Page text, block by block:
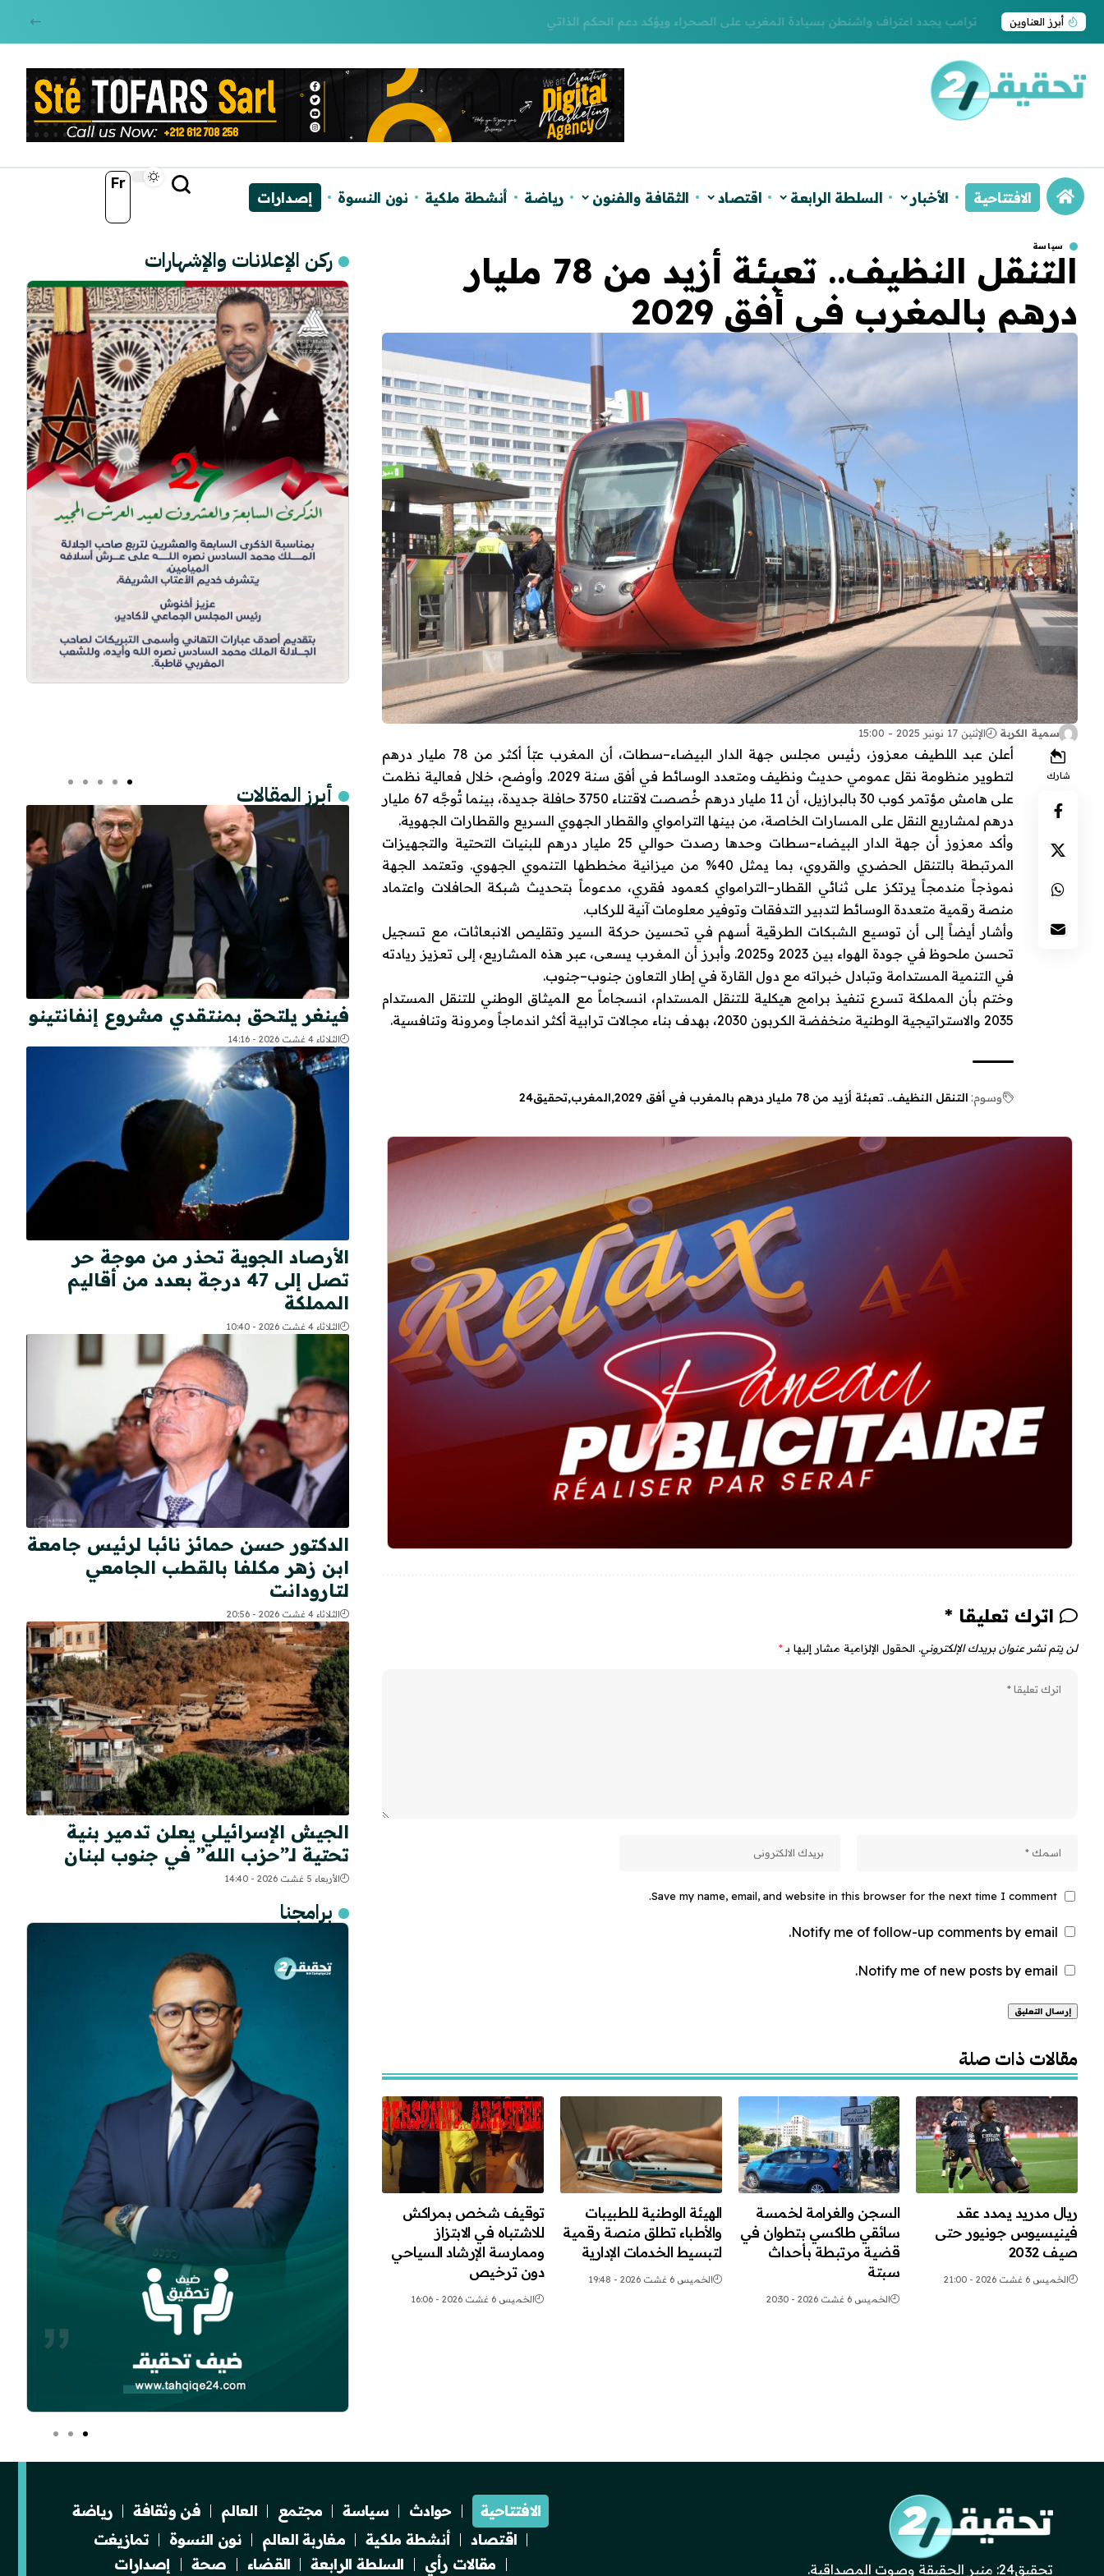
أبرز العناوين ترامب يجدد اعتراف واشنطن بسيادة المغرب على الصحراء ويؤكد دعم الحكم الذاتي
Fr
الافتتاحية الأخبار السلطة الرابعة اقتصاد الثقافة والفنون رياضة أنشطة ملكية نون النسوة إصدارات
سياسة
التنقل النظيف.. تعبئة أزيد من 78 مليار
درهم بالمغرب في أفق 2029
سمية الكربة الإثنين 17 نونبر 2025 - 15:00
شارك
أعلن عبد اللطيف معزوز، رئيس مجلس جهة الدار البيضاء–سطات، أن المغرب عبّأ أكثر من 78 مليار درهم
لتطوير منظومة نقل عمومي حديث ونظيف ومتعدد الوسائط في أفق سنة 2029. وأوضح، خلال فعالية نظمت
على هامش مؤتمر كوب 30 بالبرازيل، أن 11 مليار درهم خُصصت لاقتناء 3750 حافلة جديدة، بينما تُوجَّه 67 مليار
درهم لمشاريع النقل على المسارات الخاصة، من بينها الترامواي والقطار الجهوي السريع والقطارات الجهوية.
وأكد معزوز أن جهة الدار البيضاء–سطات وحدها رصدت حوالي 25 مليار درهم للبنيات التحتية والتجهيزات
المرتبطة بالتنقل الحضري والقروي، بما يمثل 40% من ميزانية مخططها التنموي الجهوي. وتعتمد الجهة
نموذجاً مندمجاً يرتكز على ثنائي القطار–الترامواي كعمود فقري، مدعوماً بتحديث شبكة الحافلات واعتماد
منصة رقمية متعددة الوسائط لتدبير التدفقات وتوفير معلومات آنية للركاب.
وأشار أيضاً إلى أن توسيع الشبكات الطرقية أسهم في تحسين حركة السير وتقليص الانبعاثات، مع تسجيل
تحسن ملحوظ في جودة الهواء بين 2023 و2025. وأبرز أن المغرب يسعى، عبر هذه المشاريع، إلى تعزيز ريادته
في التنمية المستدامة وتبادل خبراته مع دول القارة في إطار التعاون جنوب–جنوب.
وختم بأن المملكة تسرع تنفيذ برامج هيكلية للتنقل المستدام، انسجاماً مع الميثاق الوطني للتنقل المستدام
2035 والاستراتيجية الوطنية منخفضة الكربون 2030، بهدف بناء مجالات ترابية أكثر اندماجاً ومرونة وتنافسية.
وسوم: التنقل النظيف.. تعبئة أزيد من 78 مليار درهم بالمغرب في أفق 2029 المغرب تحقيق24
اترك تعليقا *
لن يتم نشر عنوان بريدك الإلكتروني. الحقول الإلزامية مشار إليها بـ*
Save my name, email, and website in this browser for the next time I comment.
Notify me of follow-up comments by email.
Notify me of new posts by email.
مقالات ذات صلة
ريال مدريد يمدد عقد
فينيسيوس جونيور حتى
صيف 2032
الخميس 6 غشت 2026 - 21:00
السجن والغرامة لخمسة
سائقي طاكسي بتطوان في
قضية مرتبطة بأحداث
سبتة
الخميس 6 غشت 2026 - 20:30
الهيئة الوطنية للطبيبات
والأطباء تطلق منصة رقمية
لتبسيط الخدمات الإدارية
الخميس 6 غشت 2026 - 19:48
توقيف شخص بمراكش
للاشتباه في الابتزاز
وممارسة الإرشاد السياحي
دون ترخيص
الخميس 6 غشت 2026 - 16:06
ركن الإعلانات والإشهارات
أبرز المقالات
فينغر يلتحق بمنتقدي مشروع إنفانتينو
الثلاثاء 4 غشت 2026 - 14:16
الأرصاد الجوية تحذر من موجة حر
تصل إلى 47 درجة بعدد من أقاليم
المملكة
الثلاثاء 4 غشت 2026 - 10:40
الدكتور حسن حمائز نائبا لرئيس جامعة
ابن زهر مكلفا بالقطب الجامعي
لتارودانت
الثلاثاء 4 غشت 2026 - 20:56
الجيش الإسرائيلي يعلن تدمير بنية
تحتية لـ”حزب الله” في جنوب لبنان
الأربعاء 5 غشت 2026 - 14:40
برامجنا
تحقيق24: منبر الحقيقة وصوت المصداقية.
الافتتاحية حوادث سياسة مجتمع العالم فن وثقافة
رياضة
اقتصاد
أنشطة ملكية مغاربة العالم نون النسوة
تمازيغت
مقالات رأي
السلطة الرابعة القضاء صحة إصدارات